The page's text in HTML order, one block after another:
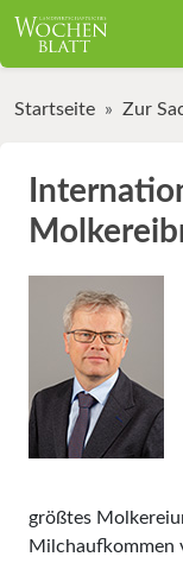
Startseite Zur
größtes
Milchaufkommen